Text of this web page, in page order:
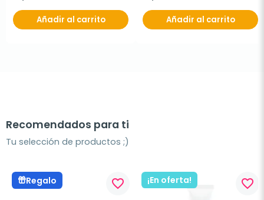
Añadir al carrito Añadir al carrito
Recomendados para ti
Tu selección de productos ;)
Regalo favorite_border ¡En oferta! favorite_border